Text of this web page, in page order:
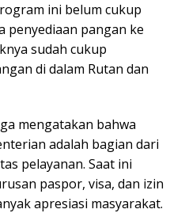
ini belum cukup
penyediaan pangan ke
sudah cukup
di dalam Rutan dan
mengatakan bahwa
adalah bagian dari
pelayanan. Saat ini
paspor, visa, dan izin
apresiasi masyarakat.